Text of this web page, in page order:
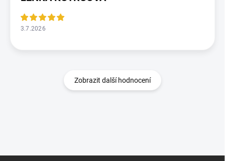
3.7.2026
Zobrazit další hodnocení